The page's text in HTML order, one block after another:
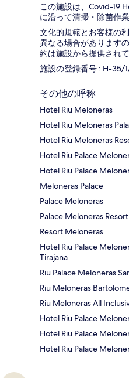
この施設は、Covid-19
に沿って清掃・除菌作
文化的規範とお客様の
異なる場合があります
約は施設から提供されて
施設の登録番号 : H-35/
その他の呼称
Hotel Riu Meloneras
Hotel Riu Meloneras
Hotel Riu Meloneras
Hotel Riu Palace
Hotel Riu Palace
Meloneras Palace
Palace Meloneras
Palace Meloneras Resort
Resort Meloneras
Hotel Riu Palace
Tirajana
Riu Palace Meloneras
Riu Meloneras
Riu Meloneras All
Hotel Riu Palace
Hotel Riu Palace
Hotel Riu Palace